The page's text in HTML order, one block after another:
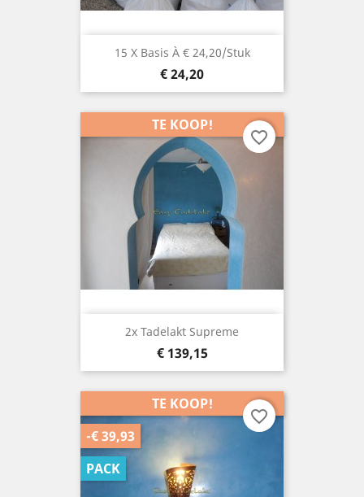
15 X Basis À € 24,20/stuk
Prijs
€ 24,20
2x Tadelakt Supreme
Prijs
€ 139,15
TE KOOP!
favorite_border
TE KOOP!
-€ 39,93
PACK
favorite_border